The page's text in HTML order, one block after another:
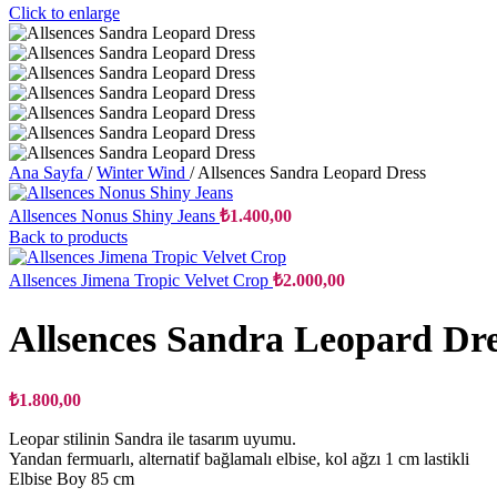
Click to enlarge
Ana Sayfa / Winter Wind / Allsences Sandra Leopard Dress
Allsences Nonus Shiny Jeans ₺1.400,00
Back to products
Allsences Jimena Tropic Velvet Crop ₺2.000,00
Allsences Sandra Leopard
₺1.800,00
Leopar stilinin Sandra ile tasarım uyumu.
Yandan fermuarlı, alternatif bağlamalı elbise, kol ağzı 1 cm lastikli
Elbise Boy 85 cm